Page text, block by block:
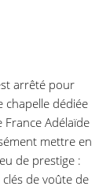
arrêté pour
chapelle dédiée
Adélaïde
mettre en
de prestige :
de voûte de